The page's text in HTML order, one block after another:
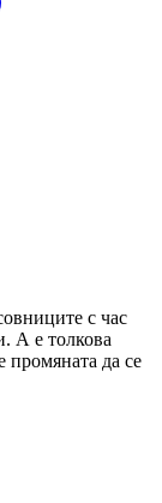
с час
А е толкова
промяната да се